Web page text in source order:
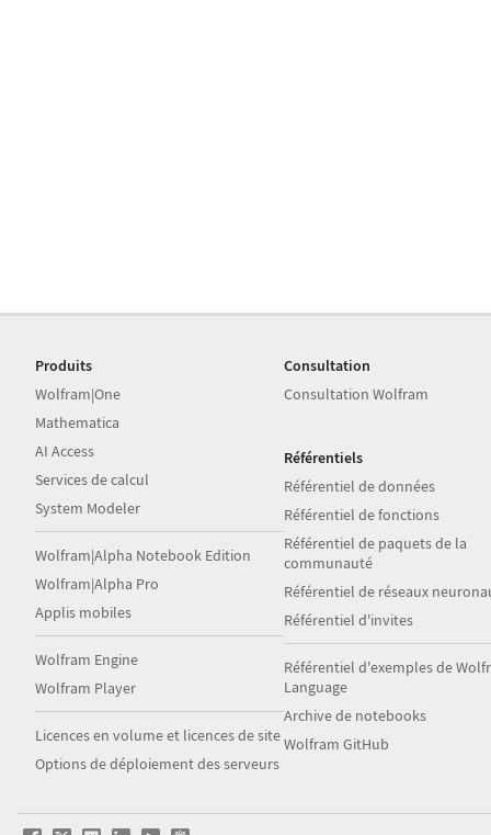
Produits
Wolfram|One
Mathematica
AI Access
Services de calcul
System Modeler
Wolfram|Alpha Notebook Edition
Wolfram|Alpha Pro
Applis mobiles
Wolfram Engine
Wolfram Player
Licences en volume et licences de site
Options de déploiement des serveurs
Consultation
Consultation Wolfram
Référentiels
Référentiel de données
Référentiel de fonctions
Référentiel de paquets de la
communauté
Référentiel de réseaux
Référentiel d'invites
Référentiel d'exemples de
Language
Archive de notebooks
Wolfram GitHub